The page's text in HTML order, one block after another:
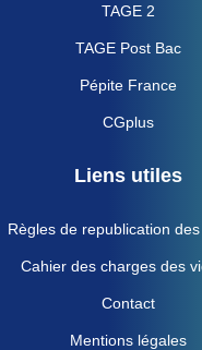
TAGE 2
TAGE Post Bac
Pépite France
CGplus
Liens utiles
Règles de republication
Cahier des charges des
Contact
Mentions légales